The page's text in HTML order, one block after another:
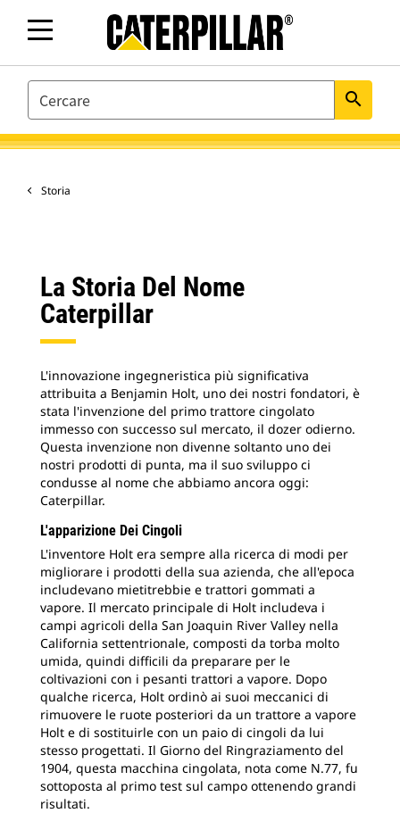
SEARCH search
Storia
La Storia Del Nome
Caterpillar
L'innovazione ingegneristica più significativa
attribuita a Benjamin Holt, uno dei nostri fondatori, è
stata l'invenzione del primo trattore cingolato
immesso con successo sul mercato, il dozer odierno.
Questa invenzione non divenne soltanto uno dei
nostri prodotti di punta, ma il suo sviluppo ci
condusse al nome che abbiamo ancora oggi:
Caterpillar.
L'apparizione Dei Cingoli
L'inventore Holt era sempre alla ricerca di modi per
migliorare i prodotti della sua azienda, che all'epoca
includevano mietitrebbie e trattori gommati a
vapore. Il mercato principale di Holt includeva i
campi agricoli della San Joaquin River Valley nella
California settentrionale, composti da torba molto
umida, quindi difficili da preparare per le
coltivazioni con i pesanti trattori a vapore. Dopo
qualche ricerca, Holt ordinò ai suoi meccanici di
rimuovere le ruote posteriori da un trattore a vapore
Holt e di sostituirle con un paio di cingoli da lui
stesso progettati. Il Giorno del Ringraziamento del
1904, questa macchina cingolata, nota come N.77, fu
sottoposta al primo test sul campo ottenendo grandi
risultati.